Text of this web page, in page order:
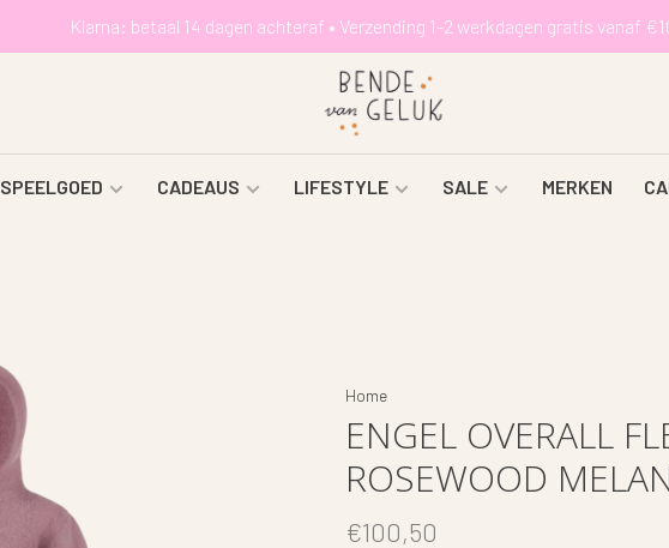
Klarna: betaal 14 dagen achteraf • Verzending 1-2 werkdagen gratis vanaf
SPEELGOED CADEAUS LIFESTYLE SALE MERKEN
Home
ENGEL OVERALL
ROSEWOOD
€100,50